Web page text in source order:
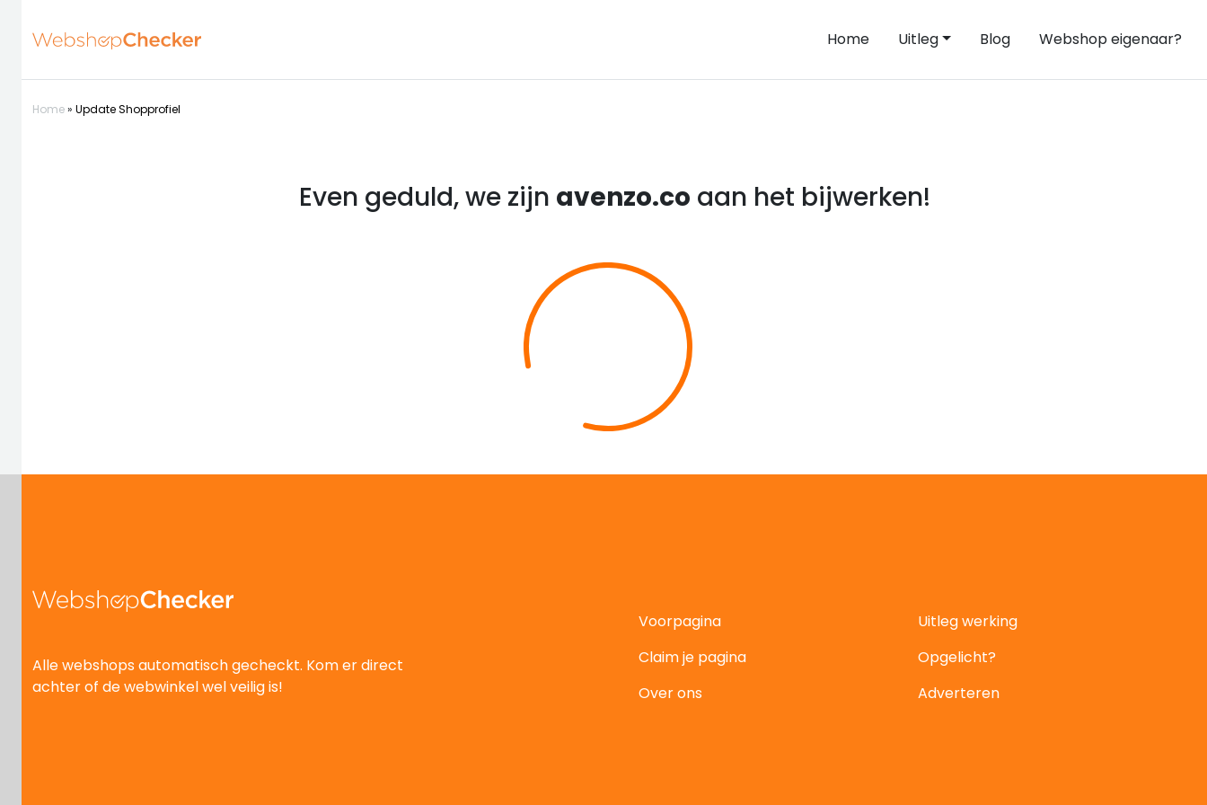
Home Uitleg Blog Webshop eigenaar?
Home» Update Shopprofiel
Even geduld, we zijn avenzo.co aan het bijwerken!
Alle webshops automatisch gecheckt. Kom er direct
achter of de webwinkel wel veilig is!
Voorpagina
Uitleg werking
Claim je pagina
Opgelicht?
Over ons
Adverteren